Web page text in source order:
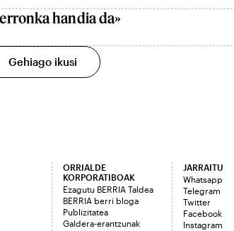
handia da»
Gehiago ikusi
ORRIALDE
KORPORATIBOAK
Ezagutu BERRIA Taldea
BERRIA berri bloga
Publizitatea
Galdera-erantzunak
JARRAITU
Whatsapp
Telegram
Twitter
Facebook
Instagram